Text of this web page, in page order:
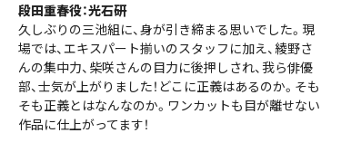
段田重春役：光石研
久しぶりの三池組に、身が引き締まる思いでした。現
場では、エキスパート揃いのスタッフに加え、綾野さ
んの集中力、柴咲さんの目力に後押しされ、我ら俳優
部、士気が上がりました！どこに正義はあるのか。そも
そも正義とはなんなのか。ワンカットも目が離せない
作品に仕上がってます！